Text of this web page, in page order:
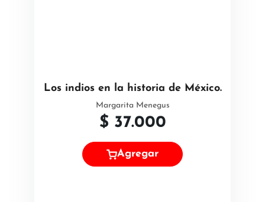
Los indios en la historia de México.
Margarita Menegus
$ 37.000
Agregar